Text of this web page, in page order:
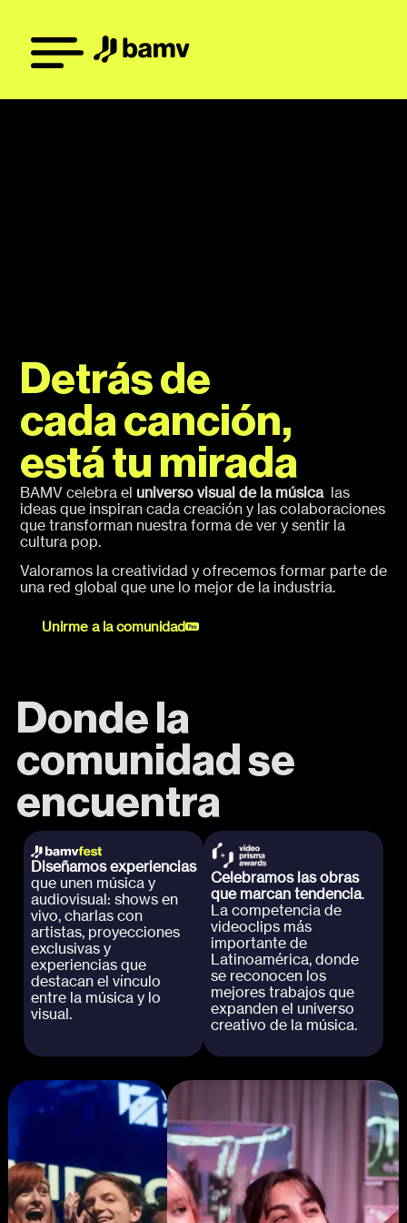
Detrás de
cada canción,
está tu mirada
BAMV celebra el universo visual de la música las
ideas que inspiran cada creación y las colaboraciones
que transforman nuestra forma de ver y sentir la
cultura pop.
Valoramos la creatividad y ofrecemos formar parte de
una red global que une lo mejor de la industria.
Unirme a la comunidad
Donde la
comunidad se
encuentra
Diseñamos experiencias
que unen música y
audiovisual: shows en
vivo, charlas con
artistas, proyecciones
exclusivas y
experiencias que
destacan el vínculo
entre la música y lo
visual.
Celebramos las obras
que marcan tendencia.
La competencia de
videoclips más
importante de
Latinoamérica, donde
se reconocen los
mejores trabajos que
expanden el universo
creativo de la música.